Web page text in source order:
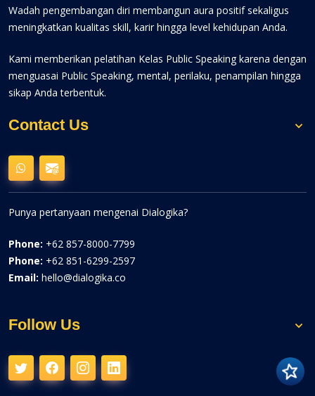
Wadah pengembangan diri membangun aura positif sekaligus
meningkatkan kualitas skill, karir hingga level kehidupan Anda.
Kami memberikan pelatihan Kelas Public Speaking karena dengan
menguasai Public Speaking, mental, perilaku, penampilan hingga
sikap Anda terbentuk.
Contact Us
Punya pertanyaan mengenai Dialogika?
Phone: +62 857-8000-7799
Phone: +62 851-6299-2597
Email: hello@dialogika.co
Follow Us